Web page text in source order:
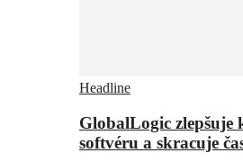
Headline
GlobalLogic
softvéru a skracuje